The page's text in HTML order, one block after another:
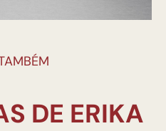
DE ERIKA